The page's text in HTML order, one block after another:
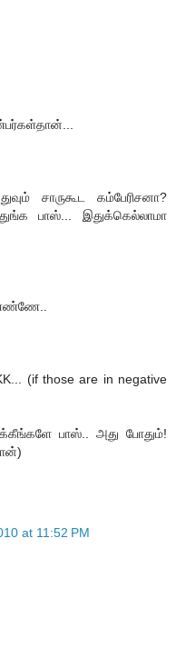
சாருகூட கம்பேரிசனா?
பாஸ்... இதுக்கெல்லாமா
(if those are in negative
பாஸ்.. அது போதும்!
at 11:52 PM